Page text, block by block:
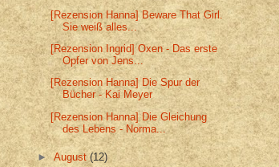
[Rezension Hanna] Beware That Girl.
Sie weiß alles...
[Rezension Ingrid] Oxen - Das erste
Opfer von Jens...
[Rezension Hanna] Die Spur der
Bücher - Kai Meyer
[Rezension Hanna] Die Gleichung
des Lebens - Norma...
►August(12)